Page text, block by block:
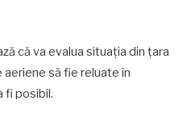
că va evalua situația din țara
să fie reluate în
fi posibil.